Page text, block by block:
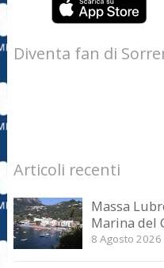
Diventa fan di
Articoli recenti
Massa
Marina del
8 Agosto 2026